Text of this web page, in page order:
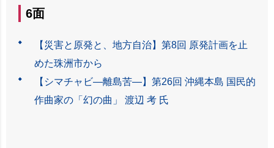
6面
【災害と原発と、地方自治】第8回 原発計画を止
めた珠洲市から
【シマチャビ―離島苦―】第26回 沖縄本島 国民的
作曲家の「幻の曲」 渡辺 考 氏